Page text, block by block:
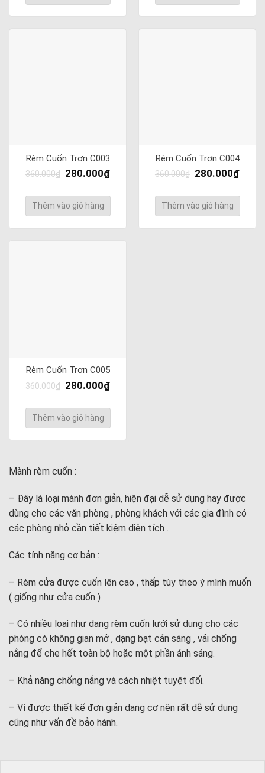
Rèm Cuốn Trơn C003
360.000₫ 280.000₫
Thêm vào giỏ hàng
Rèm Cuốn Trơn C004
360.000₫ 280.000₫
Thêm vào giỏ hàng
Rèm Cuốn Trơn C005
360.000₫ 280.000₫
Thêm vào giỏ hàng
Mành rèm cuốn :
– Đây là loại mành đơn giản, hiện đại dễ sử dụng hay được
dùng cho các văn phòng , phòng khách với các gia đình có
các phòng nhỏ cần tiết kiệm diện tích .
Các tính năng cơ bản :
– Rèm cửa được cuốn lên cao , thấp tùy theo ý mình muốn
( giống như cửa cuốn )
– Có nhiều loại như dạng rèm cuốn lưới sử dụng cho các
phòng có không gian mở , dạng bạt cản sáng , vải chống
nắng để che hết toàn bộ hoặc một phần ánh sáng.
– Khả năng chống nắng và cách nhiệt tuyệt đối.
– Vì được thiết kế đơn giản dạng cơ nên rất dễ sử dụng
cũng như vấn đề bảo hành.